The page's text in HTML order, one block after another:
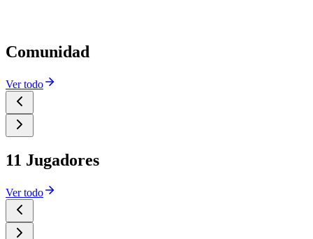
Comunidad
Ver todo
11 Jugadores
Ver todo